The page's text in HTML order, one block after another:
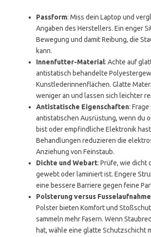
Passform: Miss dein Laptop und
Angaben des Herstellers. Ein enger
Bewegung und damit Reibung, die
kann.
Innenfutter-Material: Achte auf
antistatisch behandelte
Kunstlederinnenflächen. Glatte
weniger an und lassen sich leichter
Antistatische Eigenschaften:
antistatischen Ausrüstung, wenn du
bist oder empfindliche Elektronik
Behandlungen reduzieren die
Anziehung von Feinstaub.
Dichte und Webart: Prüfe, wie dicht
gewebt oder laminiert ist. Engere
eine bessere Barriere gegen feine
Polsterung versus Fusselaufnahme
Polster bieten Komfort und
sammeln mehr Fasern. Wenn
hat, wähle eine glatte Schutzschicht